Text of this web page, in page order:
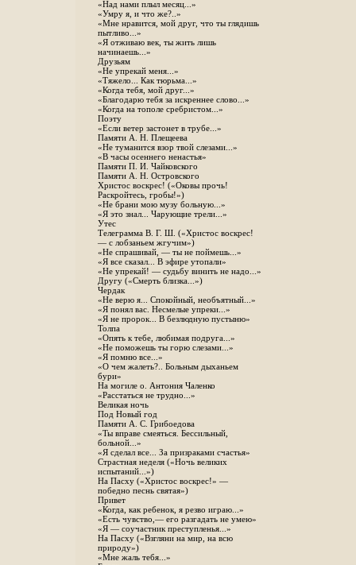
«Над нами плыл месяц...»
«Умру я, и что же?..»
«Мне нравится, мой друг, что ты глядишь
пытливо...»
«Я отживаю век, ты жить лишь
начинаешь...»
Друзьям
«Не упрекай меня...»
«Тяжело... Как тюрьма...»
«Когда тебя, мой друг...»
«Благодарю тебя за искреннее слово...»
«Когда на тополе сребристом...»
Поэту
«Если ветер застонет в трубе...»
Памяти А. Н. Плещеева
«Не туманится взор твой слезами...»
«В часы осеннего ненастья»
Памяти П. И. Чайковского
Памяти А. Н. Островского
Христос воскрес! («Оковы прочь!
Раскройтесь, гробы!»)
«Не брани мою музу больную...»
«Я это знал... Чарующие трели...»
Утес
Телеграмма В. Г. Ш. («Христос воскрес!
— с лобзаньем жгучим»)
«Не спрашивай, — ты не поймешь...»
«Я все сказал... В эфире утопали»
«Не упрекай! — судьбу винить не надо...»
Другу («Смерть близка...»)
Чердак
«Не верю я... Спокойный, необъятный...»
«Я понял вас. Несмелые упреки...»
«Я не пророк... В безлюдную пустыню»
Толпа
«Опять к тебе, любимая подруга...»
«Не поможешь ты горю слезами...»
«Я помню все...»
«О чем жалеть?.. Больным дыханьем
бури»
На могиле о. Антония Чаленко
«Расстаться не трудно...»
Великая ночь
Под Новый год
Памяти А. С. Грибоедова
«Ты вправе смеяться. Бессильный,
больной...»
«Я сделал все... За призраками счастья»
Страстная неделя («Ночь великих
испытаний...»)
На Пасху («Христос воскрес!» —
победно песнь святая»)
Привет
«Когда, как ребенок, я резво играю...»
«Есть чувство,— его разгадать не умею»
«Я — соучастник преступленья...»
На Пасху («Взгляни на мир, на всю
природу»)
«Мне жаль тебя...»